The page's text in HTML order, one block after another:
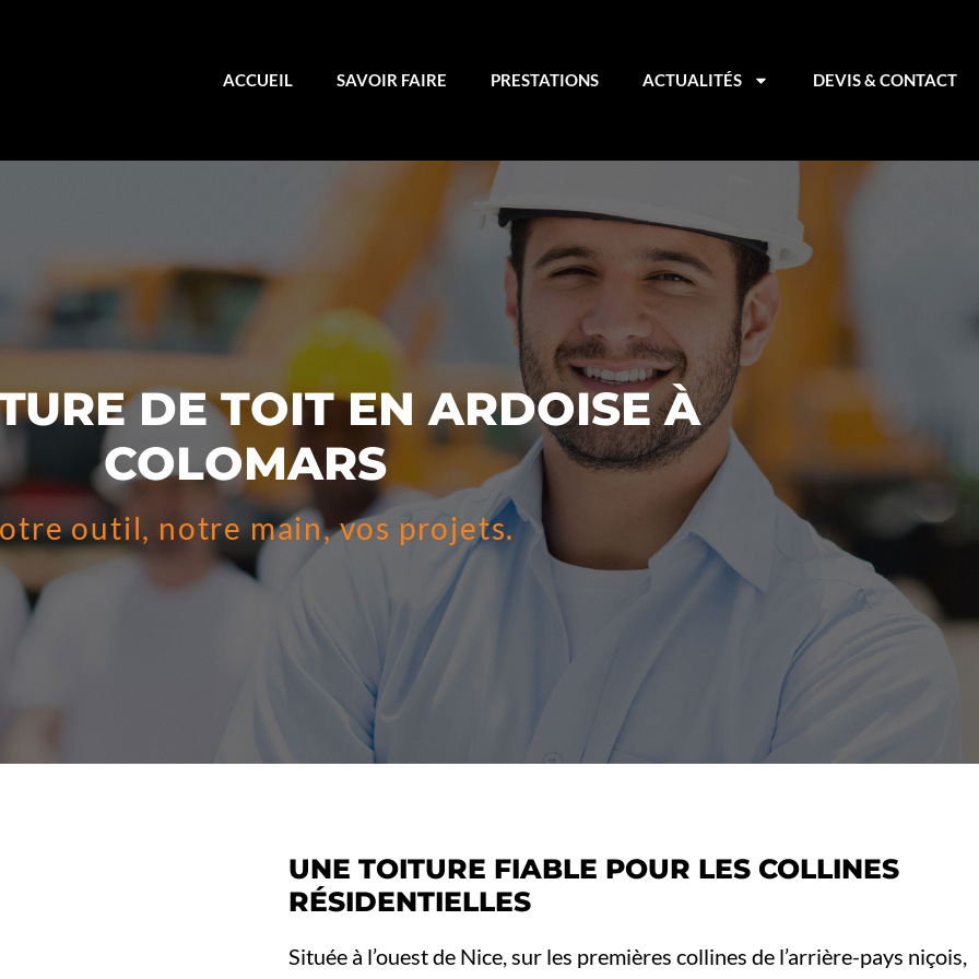
ACCUEIL SAVOIR FAIRE PRESTATIONS ACTUALITÉS DEVIS & CONTACT
DE TOIT EN ARDOISE À
COLOMARS
outil, notre main, vos projets.
UNE TOITURE FIABLE POUR LES COLLINES
RÉSIDENTIELLES
Située à l’ouest de Nice, sur les premières collines de l’arrière-pays niçois,